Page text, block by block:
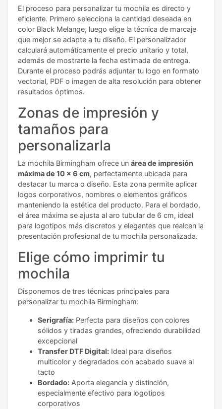
El proceso para personalizar tu mochila es directo y
eficiente. Primero selecciona la cantidad deseada en
color Black Melange, luego elige la técnica de marcaje
que mejor se adapte a tu diseño. El personalizador
calculará automáticamente el precio unitario y total,
además de mostrarte la fecha estimada de entrega.
Durante el proceso podrás adjuntar tu logo en formato
vectorial, PDF o imagen de alta resolución para obtener
resultados óptimos.
Zonas de impresión y
tamaños para
personalizarla
La mochila Birmingham ofrece un área de impresión
máxima de 10 x 6 cm, perfectamente ubicada para
destacar tu marca o diseño. Esta zona permite aplicar
logos corporativos, nombres o elementos gráficos
manteniendo la estética del producto. Para el bordado,
el área máxima se ajusta al aro tubular de 6 cm, ideal
para logotipos más discretos y elegantes que realcen la
presentación profesional de tu mochila personalizada.
Elige cómo imprimir tu
mochila
Disponemos de tres técnicas principales para
personalizar tu mochila Birmingham:
Serigrafía: Perfecta para diseños con colores
sólidos y tiradas grandes, ofreciendo durabilidad
excepcional
Transfer DTF Digital: Ideal para diseños
multicolor y degradados con acabado suave al
tacto
Bordado: Aporta elegancia y distinción,
especialmente efectivo para logotipos
corporativos